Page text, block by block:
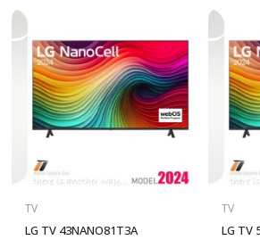
TV
LG TV 43NANO81T3A
TV
LG TV